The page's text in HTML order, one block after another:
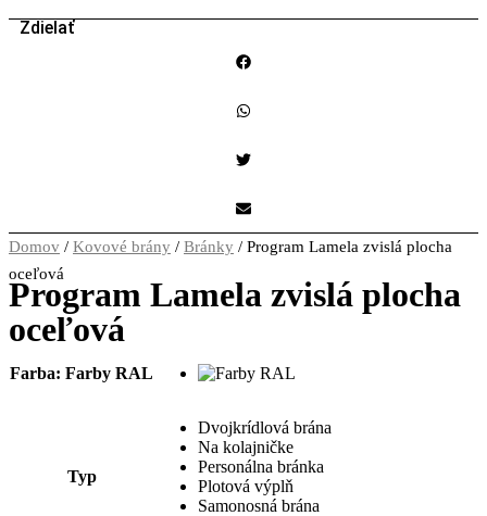
Zdielať
Domov / Kovové brány / Bránky / Program Lamela zvislá plocha
oceľová
Program Lamela zvislá plocha
oceľová
Farba: Farby RAL
Typ
Dvojkrídlová brána
Na kolajničke
Personálna bránka
Plotová výplň
Samonosná brána